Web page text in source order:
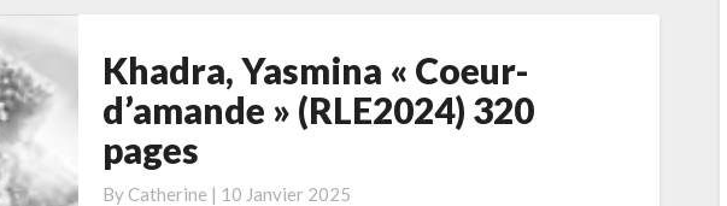
Khadra,
Yasmina
« Coeur-
d’amande »
(RLE2024)
Khadra, Yasmina « Coeur-
d’amande » (RLE2024) 320
pages
By Catherine | 10 Janvier 2025